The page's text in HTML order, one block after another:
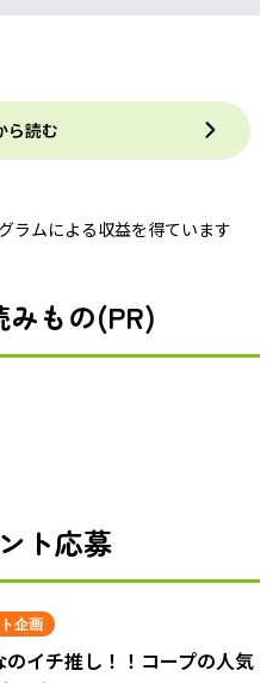
ら読む
ラムによる収益を得ています
みもの(PR)
ト応募
企画
のイチ推し！！コープの人気